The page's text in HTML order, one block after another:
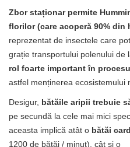
Zbor staționar permite
florilor (care acoperă 90% din
reprezentat de insectele care
grație transportului polenului de
rol foarte important în
astfel menținerea ecosistemului
Desigur, bătăile aripii trebuie
pe secundă la cele mai mici
aceasta implică atât o bătăi
1200 de bătăi / minut), cât și o